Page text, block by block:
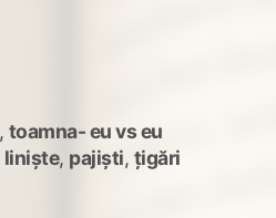
, toamna- eu vs eu
liniște, pajiști, țigări